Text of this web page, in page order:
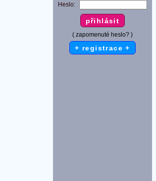
Heslo:
( zapomenuté heslo? )
+ registrace +